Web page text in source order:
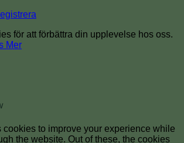
för att förbättra din upplevelse hos oss.
Mer
to improve your experience while
the website. Out of these, the cookies